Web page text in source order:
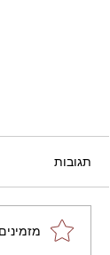
מתכון
תגובות